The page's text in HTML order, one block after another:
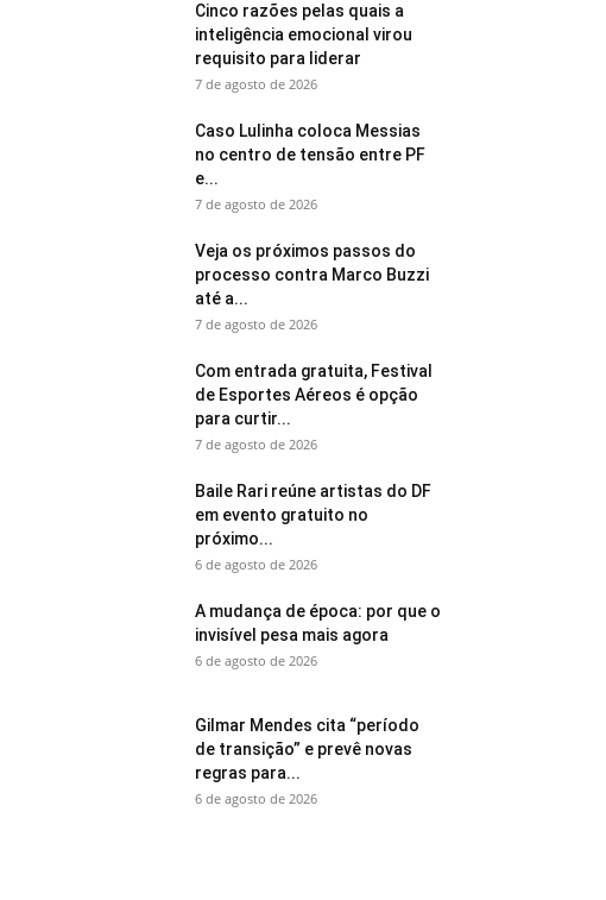
Cinco razões pelas quais a
inteligência emocional virou
requisito para liderar
7 de agosto de 2026
Caso Lulinha coloca Messias
no centro de tensão entre PF
e...
7 de agosto de 2026
Veja os próximos passos do
processo contra Marco Buzzi
até a...
7 de agosto de 2026
Com entrada gratuita, Festival
de Esportes Aéreos é opção
para curtir...
7 de agosto de 2026
Baile Rari reúne artistas do DF
em evento gratuito no
próximo...
6 de agosto de 2026
A mudança de época: por que o
invisível pesa mais agora
6 de agosto de 2026
Gilmar Mendes cita “período
de transição” e prevê novas
regras para...
6 de agosto de 2026